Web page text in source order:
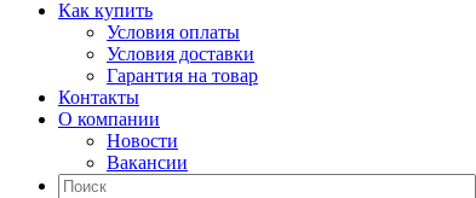
Как купить
Условия оплаты
Условия доставки
Гарантия на товар
Контакты
О компании
Новости
Вакансии